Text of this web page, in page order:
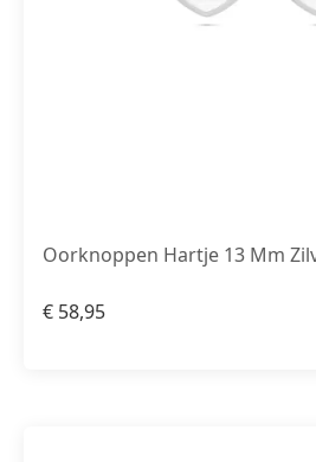
Oorknoppen Hartje 13 Mm
€ 58,95